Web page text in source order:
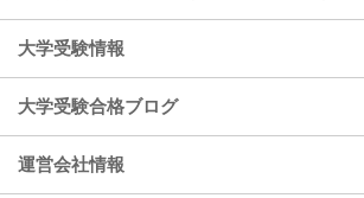
大学受験情報
大学受験合格ブログ
運営会社情報